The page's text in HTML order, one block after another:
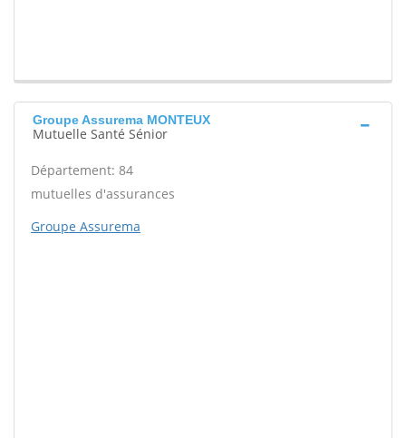
Groupe Assurema MONTEUX
Mutuelle Santé Sénior
Département: 84
mutuelles d'assurances
Groupe Assurema